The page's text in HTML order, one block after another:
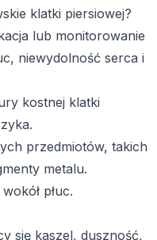
klatki piersiowej?
lub monitorowanie
niewydolność serca i
kostnej klatki
przedmiotów, takich
metalu.
płuc.
się kaszel, duszność,